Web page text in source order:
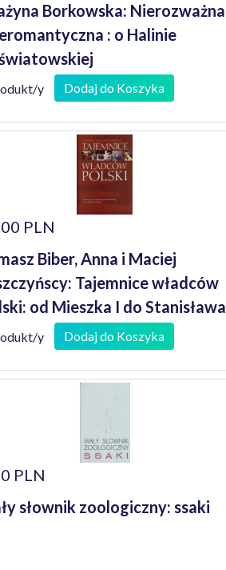
Borkowska: Nierozważna
: o Halinie
y Dodaj do Koszyka
PLN
Biber, Anna i Maciej
Tajemnice władców
od Mieszka I do Stanisława
Poniatowskiego - fakty,
i anegdotyy
y Dodaj do Koszyka
PLN
słownik zoologiczny: ssaki